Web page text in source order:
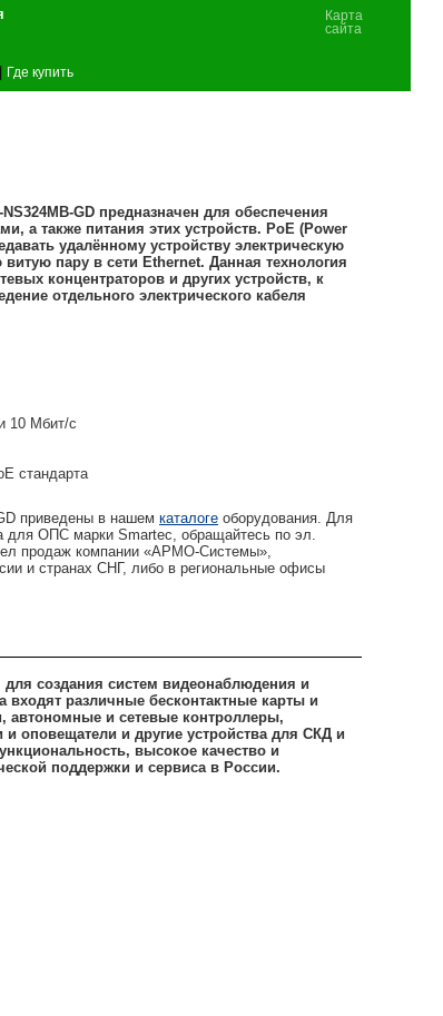
Карта
сайта
Где купить
GD предназначен для обеспечения
а также питания этих устройств. PoE (Power
удалённому устройству электрическую
пару в сети Ethernet. Данная технология
концентраторов и других устройств, к
отдельного электрического кабеля
10 Мбит/с
стандарта
приведены в нашем каталоге оборудования. Для
для ОПС марки Smartec, обращайтесь по эл.
продаж компании «АРМО-Системы»,
и странах СНГ, либо в региональные офисы
создания систем видеонаблюдения и
входят различные бесконтактные карты и
автономные и сетевые контроллеры,
оповещатели и другие устройства для СКД и
высокое качество и
поддержки и сервиса в России.